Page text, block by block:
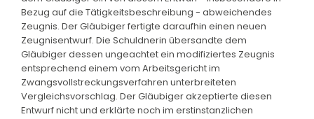
Bezug auf die Tätigkeitsbeschreibung - abweichendes
Zeugnis. Der Gläubiger fertigte daraufhin einen neuen
Zeugnisentwurf. Die Schuldnerin übersandte dem
Gläubiger dessen ungeachtet ein modifiziertes Zeugnis
entsprechend einem vom Arbeitsgericht im
Zwangsvollstreckungsverfahren unterbreiteten
Vergleichsvorschlag. Der Gläubiger akzeptierte diesen
Entwurf nicht und erklärte noch im erstinstanzlichen